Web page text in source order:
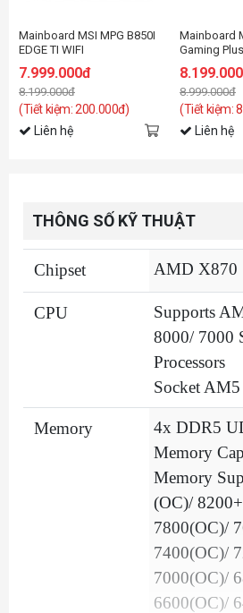
Mainboard MSI MPG B850I
EDGE TI WIFI
7.999.000đ
8.199.000đ
(Tiết kiệm: 200.000đ)
Liên hệ
Mainboard
Gaming
8.999.000đ
(Tiết kiệm:
Liên hệ
THÔNG SỐ KỸ THUẬT
Chipset AMD X870
CPU
Supports
8000/ 7000
Processors
Socket AM5
Memory
4x DDR5
Memory
Memory
(OC)/
7800(OC)/
7400(OC)/
7000(OC)/
6600(OC)/